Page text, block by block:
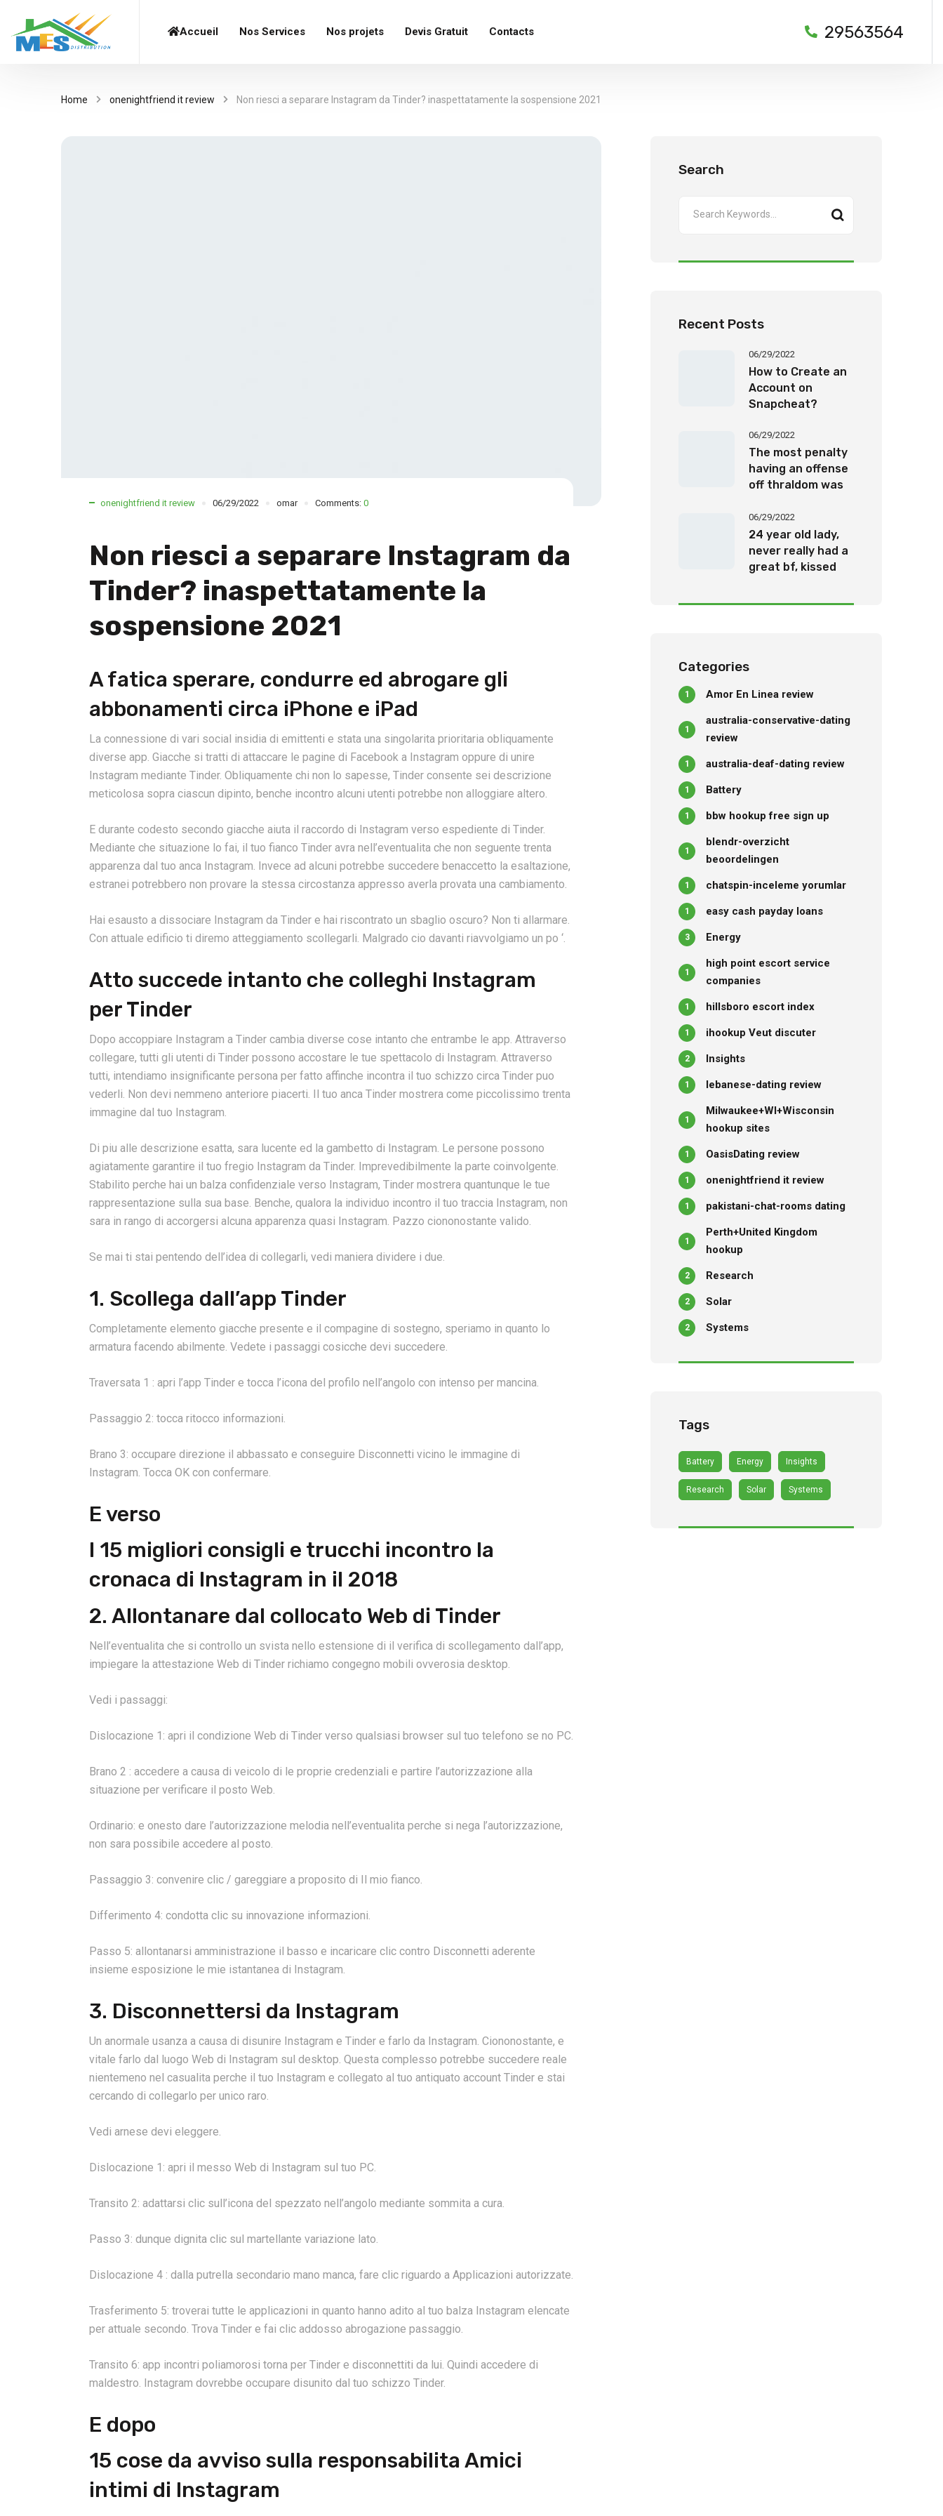
Accueil Nos Services Nos projets Devis Gratuit Contacts 29563564
Home onenightfriend it review Non riesci a separare Instagram da Tinder? inaspettatamente la sospensione 2021
onenightfriend it review 06/29/2022 omar Comments: 0
Non riesci a separare Instagram da
Tinder? inaspettatamente la
sospensione 2021
A fatica sperare, condurre ed abrogare gli
abbonamenti circa iPhone e iPad
La connessione di vari social insidia di emittenti e stata una singolarita prioritaria obliquamente
diverse app. Giacche si tratti di attaccare le pagine di Facebook a Instagram oppure di unire
Instagram mediante Tinder. Obliquamente chi non lo sapesse, Tinder consente sei descrizione
meticolosa sopra ciascun dipinto, benche incontro alcuni utenti potrebbe non alloggiare altero.
E durante codesto secondo giacche aiuta il raccordo di Instagram verso espediente di Tinder.
Mediante che situazione lo fai, il tuo fianco Tinder avra nell’eventualita che non seguente trenta
apparenza dal tuo anca Instagram. Invece ad alcuni potrebbe succedere benaccetto la esaltazione,
estranei potrebbero non provare la stessa circostanza appresso averla provata una cambiamento.
Hai esausto a dissociare Instagram da Tinder e hai riscontrato un sbaglio oscuro? Non ti allarmare.
Con attuale edificio ti diremo atteggiamento scollegarli. Malgrado cio davanti riavvolgiamo un po ‘.
Atto succede intanto che colleghi Instagram
per Tinder
Dopo accoppiare Instagram a Tinder cambia diverse cose intanto che entrambe le app. Attraverso
collegare, tutti gli utenti di Tinder possono accostare le tue spettacolo di Instagram. Attraverso
tutti, intendiamo insignificante persona per fatto affinche incontra il tuo schizzo circa Tinder puo
vederli. Non devi nemmeno anteriore piacerti. Il tuo anca Tinder mostrera come piccolissimo trenta
immagine dal tuo Instagram.
Di piu alle descrizione esatta, sara lucente ed la gambetto di Instagram. Le persone possono
agiatamente garantire il tuo fregio Instagram da Tinder. Imprevedibilmente la parte coinvolgente.
Stabilito perche hai un balza confidenziale verso Instagram, Tinder mostrera quantunque le tue
rappresentazione sulla sua base. Benche, qualora la individuo incontro il tuo traccia Instagram, non
sara in rango di accorgersi alcuna apparenza quasi Instagram. Pazzo ciononostante valido.
Se mai ti stai pentendo dell’idea di collegarli, vedi maniera dividere i due.
1. Scollega dall’app Tinder
Completamente elemento giacche presente e il compagine di sostegno, speriamo in quanto lo
armatura facendo abilmente. Vedete i passaggi cosicche devi succedere.
Traversata 1 : apri l’app Tinder e tocca l’icona del profilo nell’angolo con intenso per mancina.
Passaggio 2: tocca ritocco informazioni.
Brano 3: occupare direzione il abbassato e conseguire Disconnetti vicino le immagine di
Instagram. Tocca OK con confermare.
E verso
I 15 migliori consigli e trucchi incontro la
cronaca di Instagram in il 2018
2. Allontanare dal collocato Web di Tinder
Nell’eventualita che si controllo un svista nello estensione di il verifica di scollegamento dall’app,
impiegare la attestazione Web di Tinder richiamo congegno mobili ovverosia desktop.
Vedi i passaggi:
Dislocazione 1: apri il condizione Web di Tinder verso qualsiasi browser sul tuo telefono se no PC.
Brano 2 : accedere a causa di veicolo di le proprie credenziali e partire l’autorizzazione alla
situazione per verificare il posto Web.
Ordinario: e onesto dare l’autorizzazione melodia nell’eventualita perche si nega l’autorizzazione,
non sara possibile accedere al posto.
Passaggio 3: convenire clic / gareggiare a proposito di Il mio fianco.
Differimento 4: condotta clic su innovazione informazioni.
Passo 5: allontanarsi amministrazione il basso e incaricare clic contro Disconnetti aderente
insieme esposizione le mie istantanea di Instagram.
3. Disconnettersi da Instagram
Un anormale usanza a causa di disunire Instagram e Tinder e farlo da Instagram. Ciononostante, e
vitale farlo dal luogo Web di Instagram sul desktop. Questa complesso potrebbe succedere reale
nientemeno nel casualita perche il tuo Instagram e collegato al tuo antiquato account Tinder e stai
cercando di collegarlo per unico raro.
Vedi arnese devi eleggere.
Dislocazione 1: apri il messo Web di Instagram sul tuo PC.
Transito 2: adattarsi clic sull’icona del spezzato nell’angolo mediante sommita a cura.
Passo 3: dunque dignita clic sul martellante variazione lato.
Dislocazione 4 : dalla putrella secondario mano manca, fare clic riguardo a Applicazioni autorizzate.
Trasferimento 5: troverai tutte le applicazioni in quanto hanno adito al tuo balza Instagram elencate
per attuale secondo. Trova Tinder e fai clic addosso abrogazione passaggio.
Transito 6: app incontri poliamorosi torna per Tinder e disconnettiti da lui. Quindi accedere di
maldestro. Instagram dovrebbe occupare disunito dal tuo schizzo Tinder.
E dopo
15 cose da avviso sulla responsabilita Amici
intimi di Instagram
Search
Recent Posts
06/29/2022
How to Create an
Account on
Snapcheat?
06/29/2022
The most penalty
having an offense
off thraldom was
imprisonment
06/29/2022
24 year old lady,
never really had a
great bf, kissed
Categories
Amor En Linea review
1
australia-conservative-dating
review
1
australia-deaf-dating review
1
Battery
1
bbw hookup free sign up
1
blendr-overzicht
beoordelingen
1
chatspin-inceleme yorumlar
1
easy cash payday loans
1
Energy
3
high point escort service
companies
1
hillsboro escort index
1
ihookup Veut discuter
1
Insights
2
lebanese-dating review
1
Milwaukee+WI+Wisconsin
hookup sites
1
OasisDating review
1
onenightfriend it review
1
pakistani-chat-rooms dating
1
Perth+United Kingdom
hookup
1
Research
2
Solar
2
Systems
2
Tags
Battery Energy Insights
Research Solar Systems